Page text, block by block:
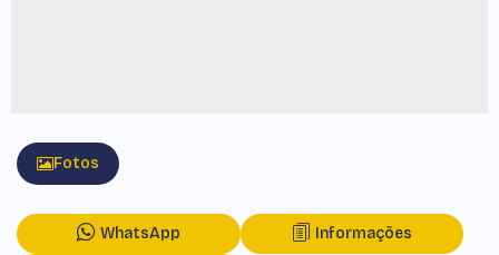
Fotos
WhatsApp Informações